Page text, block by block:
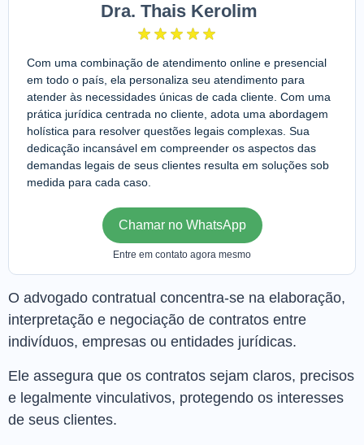
Dra. Thais Kerolim
Com uma combinação de atendimento online e presencial
em todo o país, ela personaliza seu atendimento para
atender às necessidades únicas de cada cliente. Com uma
prática jurídica centrada no cliente, adota uma abordagem
holística para resolver questões legais complexas. Sua
dedicação incansável em compreender os aspectos das
demandas legais de seus clientes resulta em soluções sob
medida para cada caso.
Chamar no WhatsApp
Entre em contato agora mesmo
O advogado contratual concentra-se na elaboração,
interpretação e negociação de contratos entre
indivíduos, empresas ou entidades jurídicas.
Ele assegura que os contratos sejam claros, precisos
e legalmente vinculativos, protegendo os interesses
de seus clientes.